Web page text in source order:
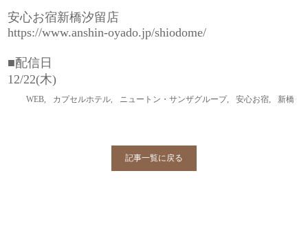
安心お宿新橋汐留店
https://www.anshin-oyado.jp/shiodome/
■配信日
12/22(木)
WEB カプセルホテル ニュートン・サンザグループ, 安心お宿 新橋
記事一覧に戻る